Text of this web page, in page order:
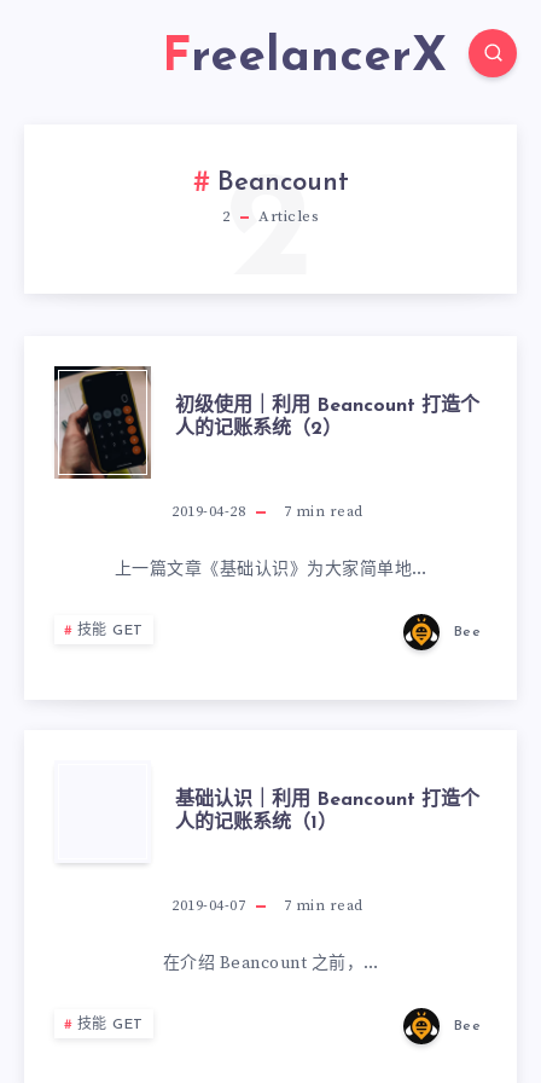
FreelancerX
Beancount
2 Articles
2
初级使用｜利用 Beancount 打造个
人的记账系统（2）
2019-04-28 7 min read
上一篇文章《基础认识》为大家简单地…
技能 GET Bee
基础认识｜利用 Beancount 打造个
人的记账系统（1）
2019-04-07 7 min read
在介绍 Beancount 之前，…
技能 GET Bee